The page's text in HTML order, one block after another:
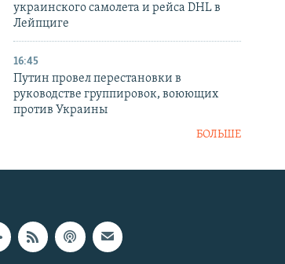
украинского самолета и рейса DHL в
Лейпциге
16:45
Путин провел перестановки в
руководстве группировок, воюющих
против Украины
БОЛЬШЕ